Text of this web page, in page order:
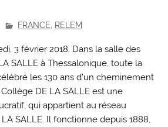
FRANCE RELEM
3 février 2018. Dans la salle des
SALLE à Thessalonique, toute la
les 130 ans d’un cheminement
DE LA SALLE est une
qui appartient au réseau
SALLE. Il fonctionne depuis 1888,